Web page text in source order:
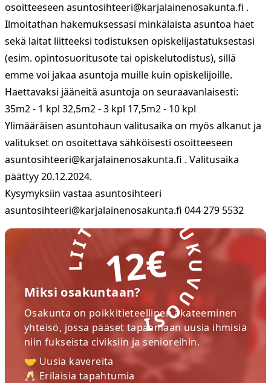
osoitteeseen asuntosihteeri@karjalainenosakunta.fi .
Ilmoitathan hakemuksessasi minkälaista asuntoa haet
sekä laitat liitteeksi todistuksen opiskelijastatuksestasi
(esim. opintosuoritusote tai opiskelutodistus), sillä
emme voi jakaa asuntoja muille kuin opiskelijoille.
Haettavaksi jääneitä asuntoja on seuraavanlaisesti:
35m2 - 1 kpl 32,5m2 - 3 kpl 17,5m2 - 10 kpl
Ylimääräisen asuntohaun valitusaika on myös alkanut ja
valitukset on osoitettava sähköisesti osoitteeseen
asuntosihteeri@karjalainenosakunta.fi . Valitusaika
päättyy 20.12.2024.
Kysymyksiin vastaa asuntosihteeri
asuntosihteeri@karjalainenosakunta.fi 044 279 5532
LIITY NYT! LUKUVUOSI
12€
Miksi osakuntaan?
Osakunta on poikkitieteellinen akateeminen
yhteisö, jossa pääset tapaamaan uusia ihmisiä
niin fukseista civiksiin ja senioreihin.
🤝 Uusia kavereita
🥂 Erilaisia tapahtumia